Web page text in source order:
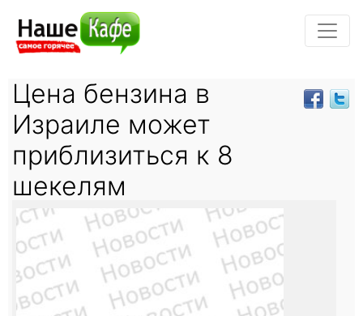
Цена бензина в
Израиле может
приблизиться к 8
шекелям